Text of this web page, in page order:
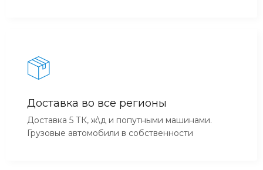
Доставка во все регионы
Доставка 5 ТК, ж\д и попутными машинами.
Грузовые автомобили в собственности